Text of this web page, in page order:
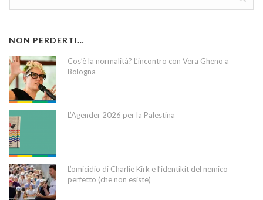
NON PERDERTI…
Cos’è la normalità? L’incontro con Vera Gheno a
Bologna
L’Agender 2026 per la Palestina
L’omicidio di Charlie Kirk e l’identikit del nemico
perfetto (che non esiste)